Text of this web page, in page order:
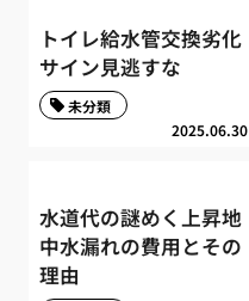
トイレ給水管交換劣化
サイン見逃すな
2025.06.30
未分類
水道代の謎めく上昇地
中水漏れの費用とその
理由